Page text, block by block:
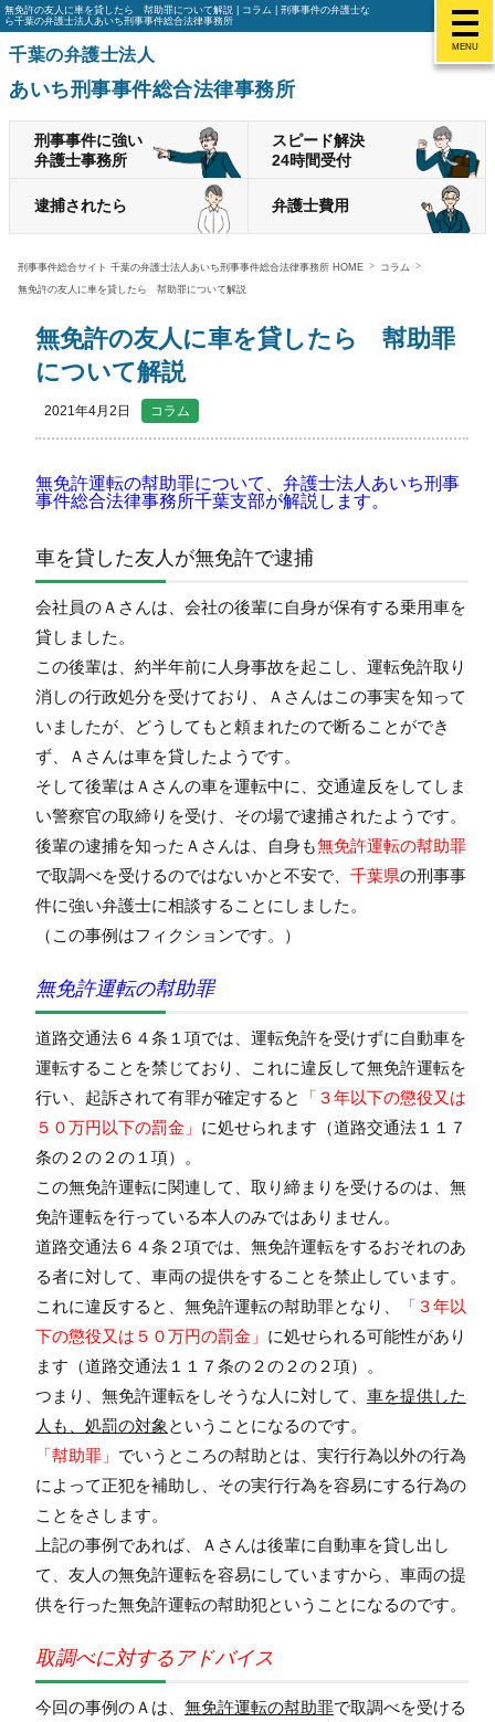
MENU
無免許の友人に車を貸したら 幇助罪について解説 | コラム | 刑事事件の弁護士な
ら千葉の弁護士法人あいち刑事事件総合法律事務所
千葉の弁護士法人
あいち刑事事件総合法律事務所
刑事事件に強い
弁護士事務所
スピード解決
24時間受付
逮捕されたら 弁護士費用
刑事事件総合サイト 千葉の弁護士法人あいち刑事事件総合法律事務所 HOME
コラム
無免許の友人に車を貸したら 幇助罪について解説
無免許の友人に車を貸したら 幇助罪
について解説
2021年4月2日 コラム
無免許運転の幇助罪について、弁護士法人あいち刑事
事件総合法律事務所千葉支部が解説します。
車を貸した友人が無免許で逮捕
会社員のＡさんは、会社の後輩に自身が保有する乗用車を
貸しました。
この後輩は、約半年前に人身事故を起こし、運転免許取り
消しの行政処分を受けており、Ａさんはこの事実を知って
いましたが、どうしてもと頼まれたので断ることができ
ず、Ａさんは車を貸したようです。
そして後輩はＡさんの車を運転中に、交通違反をしてしま
い警察官の取締りを受け、その場で逮捕されたようです。
後輩の逮捕を知ったＡさんは、自身も無免許運転の幇助罪
で取調べを受けるのではないかと不安で、 千葉県の刑事事
件に強い弁護士に相談することにしました。
（この事例はフィクションです。）
無免許運転の幇助罪
道路交通法６４条１項では、運転免許を受けずに自動車を
運転することを禁じており、これに違反して無免許運転を
行い、起訴されて有罪が確定すると
「３年以下の懲役又は
５０万円以下の罰金」 に処せられます（道路交通法１１７
条の２の２の１項）。
この無免許運転に関連して、取り締まりを受けるのは、無
免許運転を行っている本人のみではありません。
道路交通法６４条２項では、無免許運転をするおそれのあ
る者に対して、車両の提供をすることを禁止しています。
これに違反すると、無免許運転の幇助罪となり、
「３年以
下の懲役又は５０万円の罰金」 に処せられる可能性があり
ます（道路交通法１１７条の２の２の２項）。
つまり、無免許運転をしそうな人に対して、 車を提供した
人も、処罰の対象 ということになるのです。
「幇助罪」 でいうところの幇助とは、実行行為以外の行為
によって正犯を補助し、その実行行為を容易にする行為の
ことをさします。
上記の事例であれば、Ａさんは後輩に自動車を貸し出し
て、友人の無免許運転を容易にしていますから、車両の提
供を行った無免許運転の幇助犯ということになるのです。
取調べに対するアドバイス
今回の事例のＡは、 無免許運転の幇助罪で取調べを受ける